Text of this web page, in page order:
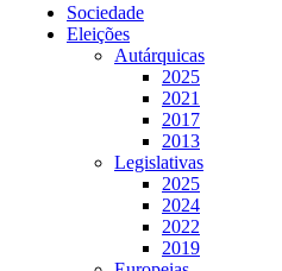
Sociedade
Eleições
Autárquicas
2025
2021
2017
2013
Legislativas
2025
2024
2022
2019